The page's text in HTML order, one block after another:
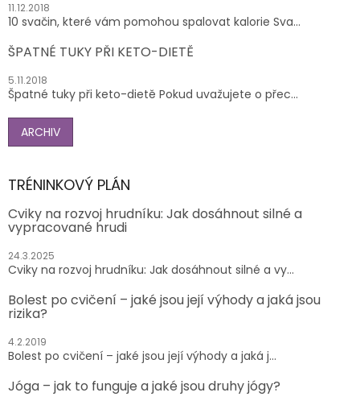
11.12.2018
10 svačin, které vám pomohou spalovat kalorie Sva...
ŠPATNÉ TUKY PŘI KETO-DIETĚ
5.11.2018
Špatné tuky při keto-dietě Pokud uvažujete o přec...
ARCHIV
TRÉNINKOVÝ PLÁN
Cviky na rozvoj hrudníku: Jak dosáhnout silné a
vypracované hrudi
24.3.2025
Cviky na rozvoj hrudníku: Jak dosáhnout silné a vy...
Bolest po cvičení – jaké jsou její výhody a jaká jsou
rizika?
4.2.2019
Bolest po cvičení – jaké jsou její výhody a jaká j...
Jóga – jak to funguje a jaké jsou druhy jógy?